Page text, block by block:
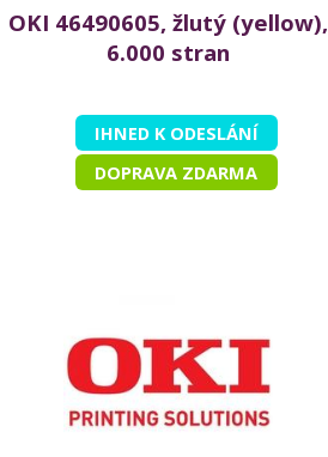
OKI 46490605, žlutý (yellow),
6.000 stran
IHNED K ODESLÁNÍ
DOPRAVA ZDARMA